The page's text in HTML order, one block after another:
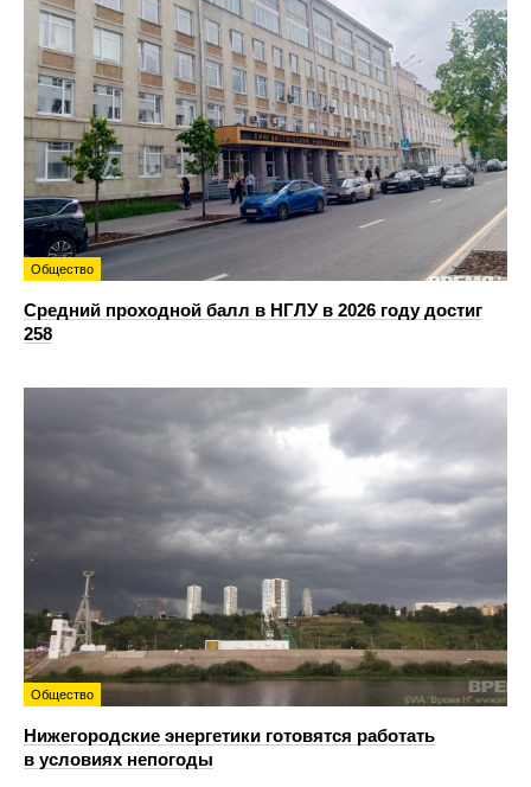
Общество
Средний проходной балл в НГЛУ в 2026 году достиг
258
Общество
Нижегородские энергетики готовятся работать
в условиях непогоды